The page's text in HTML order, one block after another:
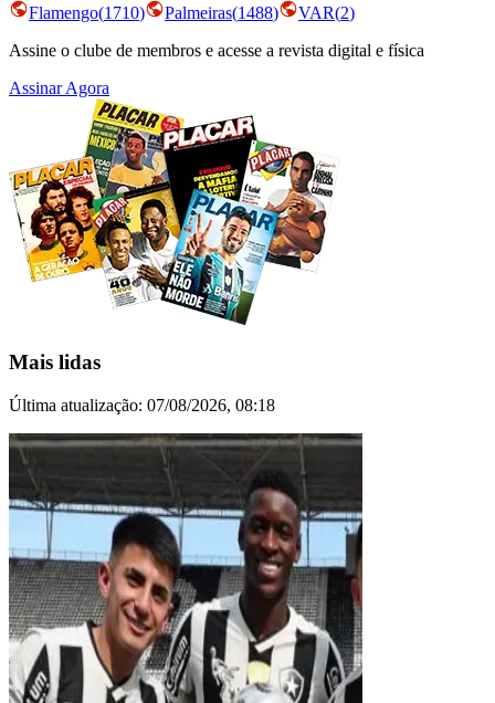
Flamengo(1710) Palmeiras(1488) VAR(2)
Assine o clube de membros e acesse a revista digital e física
Assinar Agora
Mais lidas
Última atualização: 07/08/2026, 08:18